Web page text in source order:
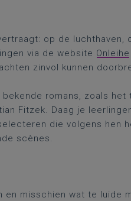
op de luchthaven,
via de website Onleihe
zinvol kunnen
romans, zoals het
Fitzek. Daag je
die volgens hen
scènes.
misschien wat te luide